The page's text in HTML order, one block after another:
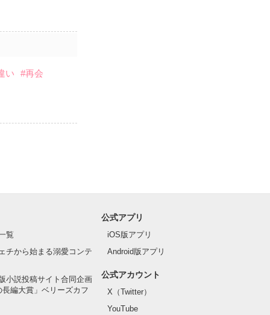
い #再会
覧
チから始まる溺愛コンテ
小説投稿サイト合同企画
長編大賞」ベリーズカフ
公式アプリ
iOS版アプリ
Android版アプリ
公式アカウント
X（Twitter）
YouTube